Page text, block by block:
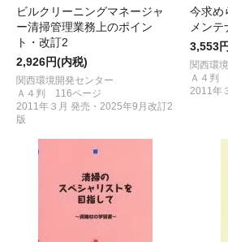
ビルクリーニングマネージャ
ー清掃管理業務上のポイン
ト・改訂2
2,926円(内税)
関西環境開発センター
Ａ４判 116ページ
2011年３月 発売・2025年9月改訂2
版
今求め
メンテ
3,553
関西環
Ａ４判
2011年